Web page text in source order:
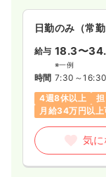
日勤のみ（常勤
給与 18.3〜
※一例
時間 7:30～16:30
4週8休以上
月給34万円以上
気に